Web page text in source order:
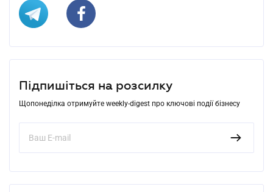
Підпишіться на розсилку
Щопонеділка отримуйте weekly-digest про ключові події бізнесу